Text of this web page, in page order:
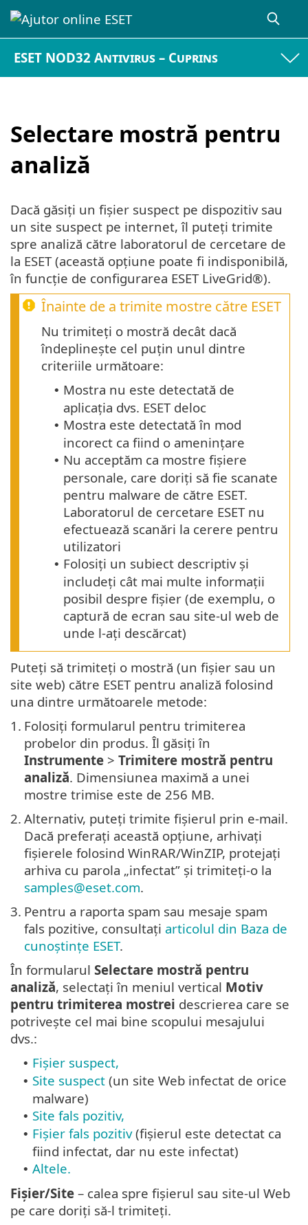
ESET NOD32 Antivirus – Cuprins
Selectare mostră pentru
analiză
Dacă găsiți un fișier suspect pe dispozitiv sau
un site suspect pe internet, îl puteți trimite
spre analiză către laboratorul de cercetare de
la ESET (această opțiune poate fi indisponibilă,
în funcție de configurarea ESET LiveGrid®).
Înainte de a trimite mostre către ESET
Nu trimiteți o mostră decât dacă
îndeplinește cel puțin unul dintre
criteriile următoare:
• Mostra nu este detectată de
aplicația dvs. ESET deloc
• Mostra este detectată în mod
incorect ca fiind o amenințare
• Nu acceptăm ca mostre fișiere
personale, care doriți să fie scanate
pentru malware de către ESET.
Laboratorul de cercetare ESET nu
efectuează scanări la cerere pentru
utilizatori
• Folosiți un subiect descriptiv și
includeți cât mai multe informații
posibil despre fișier (de exemplu, o
captură de ecran sau site-ul web de
unde l-ați descărcat)
Puteți să trimiteți o mostră (un fișier sau un
site web) către ESET pentru analiză folosind
una dintre următoarele metode:
1. Folosiți formularul pentru trimiterea
probelor din produs. Îl găsiți în
Instrumente > Trimitere mostră pentru
analiză. Dimensiunea maximă a unei
mostre trimise este de 256 MB.
2. Alternativ, puteți trimite fișierul prin e-mail.
Dacă preferați această opțiune, arhivați
fișierele folosind WinRAR/WinZIP, protejați
arhiva cu parola „infectat” și trimiteți-o la
samples@eset.com.
3. Pentru a raporta spam sau mesaje spam
fals pozitive, consultați articolul din Baza de
cunoștințe ESET.
În formularul Selectare mostră pentru
analiză, selectați în meniul vertical Motiv
pentru trimiterea mostrei descrierea care se
potrivește cel mai bine scopului mesajului
dvs.:
• Fișier suspect,
• Site suspect (un site Web infectat de orice
malware)
• Site fals pozitiv,
• Fișier fals pozitiv(fișierul este detectat ca
fiind infectat, dar nu este infectat)
• Altele.
Fișier/Site – calea spre fișierul sau site-ul Web
pe care doriți să-l trimiteți.